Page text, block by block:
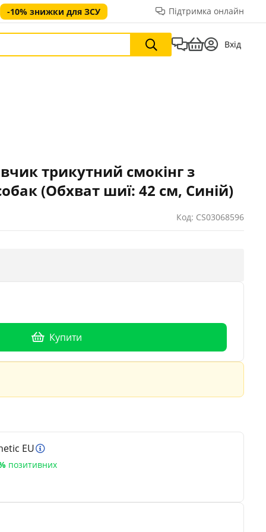
-10% знижки для ЗСУ Підтримка онлайн
Вхід
трикутний смокінг з
(Обхват шиї: 42 см, Синій)
Код: CS03068596
Купити
EU
позитивних